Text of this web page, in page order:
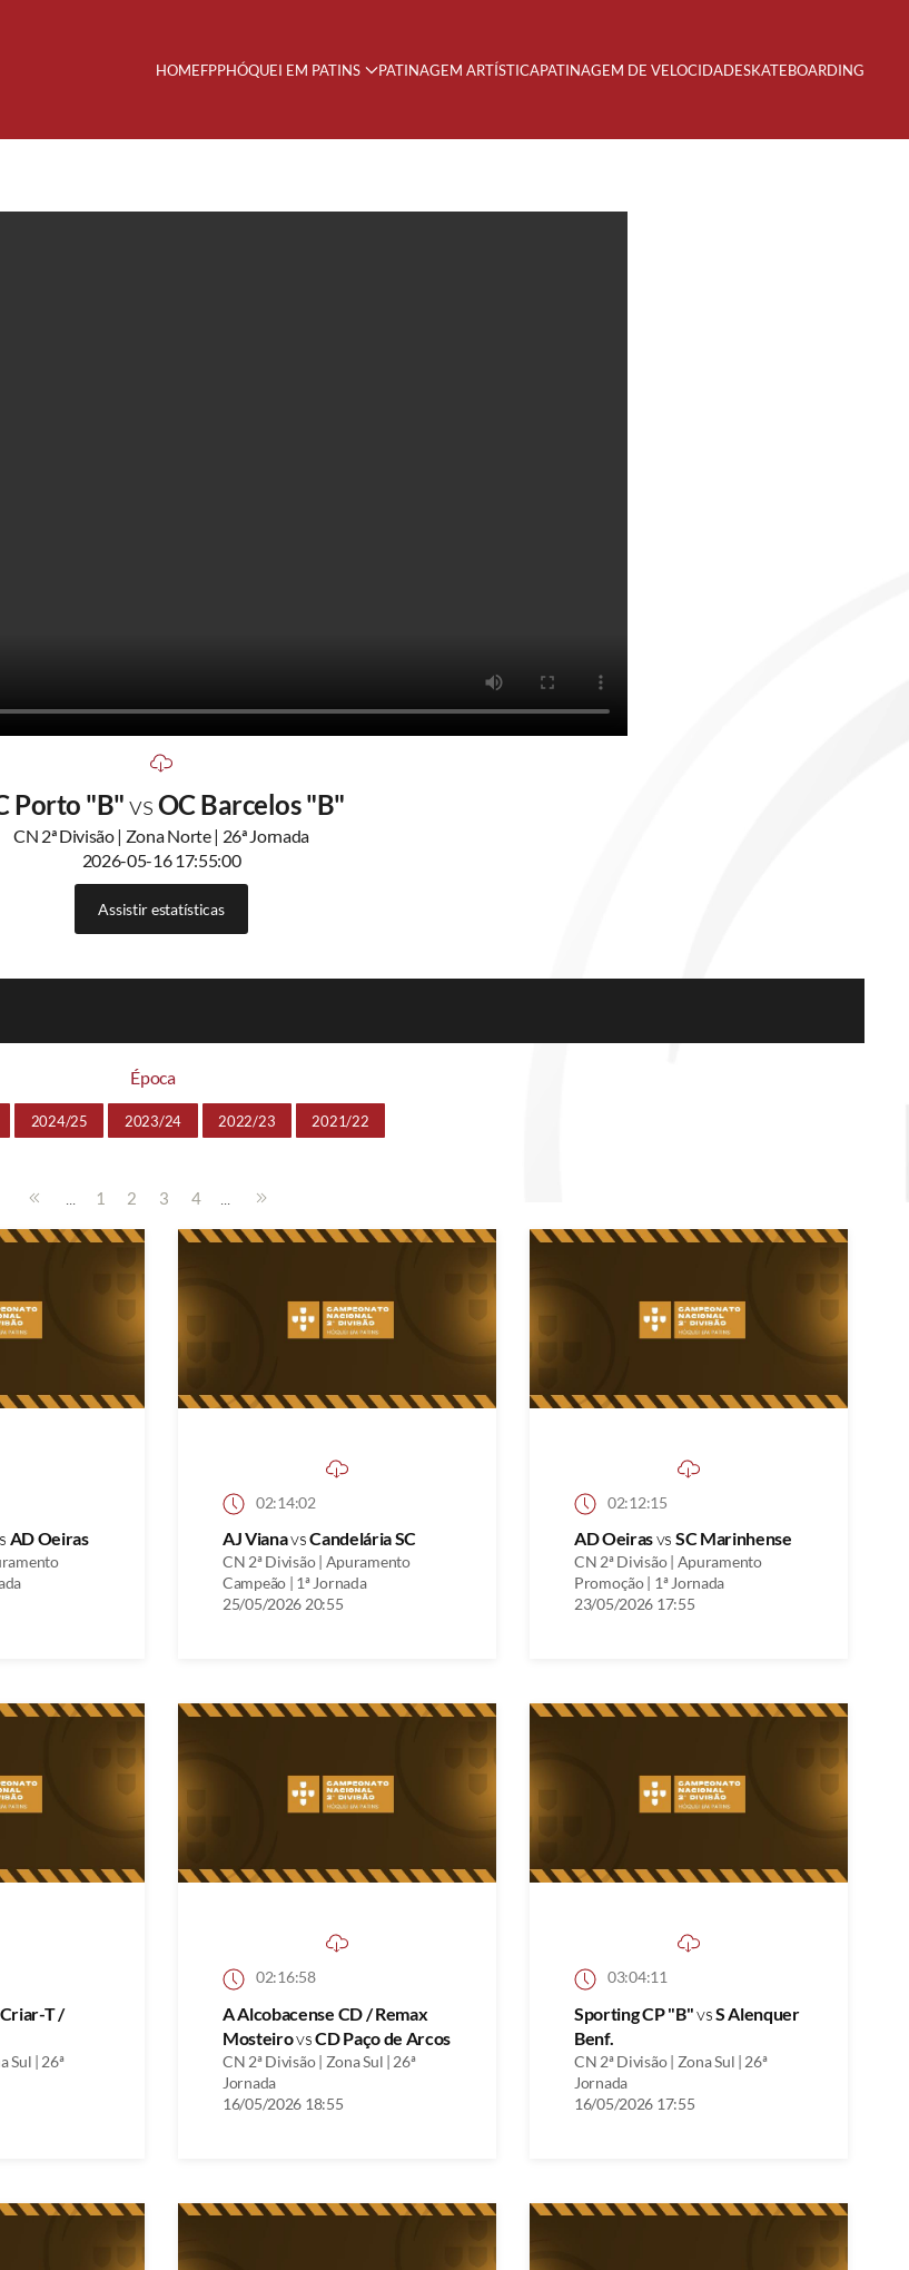
HOMEFPPHÓQUEI EM PATINS PATINAGEM ARTÍSTICAPATINAGEM DE VELOCIDADESKATEBOARDING
Porto "B"vsOC Barcelos "B"
CN 2ª Divisão | Zona Norte | 26ª Jornada
2026-05-16 17:55:00
Assistir estatísticas
Época
2024/25 2023/24 2022/23 2021/22
... 1 2 3 4 ...
AD Oeiras
02:14:02
AJ VianavsCandelária SC
CN 2ª Divisão | Apuramento
Campeão | 1ª Jornada
25/05/2026 20:55
02:12:15
AD Oeirasvs SC Marinhense
CN 2ª Divisão | Apuramento
Promoção | 1ª Jornada
23/05/2026 17:55
Criar-T /
Sul | 26ª
02:16:58
A Alcobacense CD / Remax
MosteirovsCD Paço de Arcos
CN 2ª Divisão | Zona Sul | 26ª
Jornada
16/05/2026 18:55
03:04:11
Sporting CP "B"vsS Alenquer
Benf.
CN 2ª Divisão | Zona Sul | 26ª
Jornada
16/05/2026 17:55